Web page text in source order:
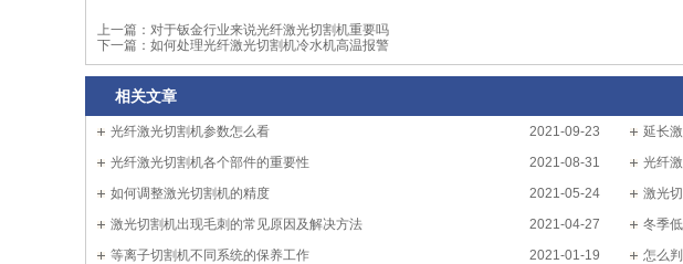
上一篇： 对于钣金行业来说光纤激光切割机重要吗
下一篇： 如何处理光纤激光切割机冷水机高温报警
相关文章
2021-09-23
光纤激光切割机参数怎么看
延长
2021-08-31
光纤激光切割机各个部件的重要性
光纤
2021-05-24
如何调整激光切割机的精度
激光
2021-04-27
激光切割机出现毛刺的常见原因及解决方法
冬季
2021-01-19
等离子切割机不同系统的保养工作 怎么